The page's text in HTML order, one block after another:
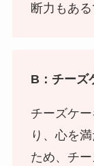
断力もある
B：チーズ
チーズケ
り、心を
ため、チ